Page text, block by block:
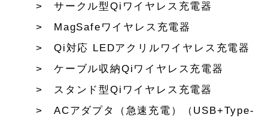
サークル型Qiワイヤレス充電器
MagSafeワイヤレス充電器
Qi対応 LEDアクリルワイヤレス充電器
ケーブル収納Qiワイヤレス充電器
スタンド型Qiワイヤレス充電器
ACアダプタ（急速充電）（USB+Type-